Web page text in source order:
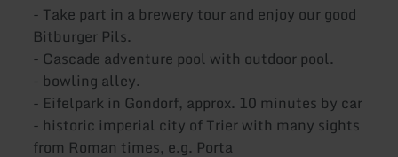
- Take part in a brewery tour and enjoy our good
Bitburger Pils.
- Cascade adventure pool with outdoor pool.
- bowling alley.
- Eifelpark in Gondorf, approx. 10 minutes by car
- historic imperial city of Trier with many sights
from Roman times, e.g. Porta